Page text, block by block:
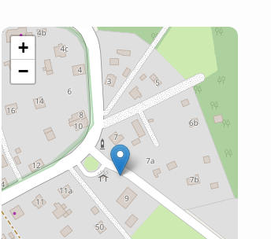
+
−